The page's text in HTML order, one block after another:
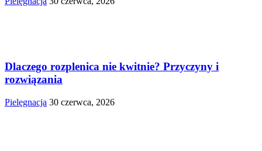
Dlaczego rozplenica nie kwitnie? Przyczyny i
rozwiązania
Pielęgnacja 30 czerwca, 2026